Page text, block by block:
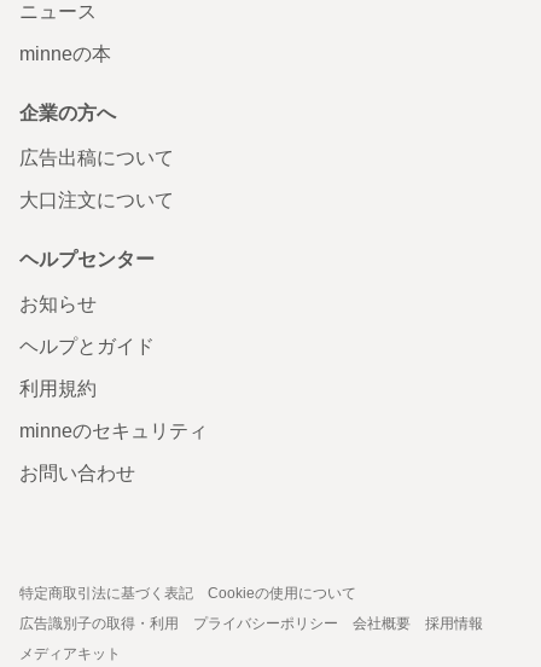
ニュース
minneの本
企業の方へ
広告出稿について
大口注文について
ヘルプセンター
お知らせ
ヘルプとガイド
利用規約
minneのセキュリティ
お問い合わせ
特定商取引法に基づく表記
Cookieの使用について
広告識別子の取得・利用
プライバシーポリシー 会社概要
採用情報
メディアキット